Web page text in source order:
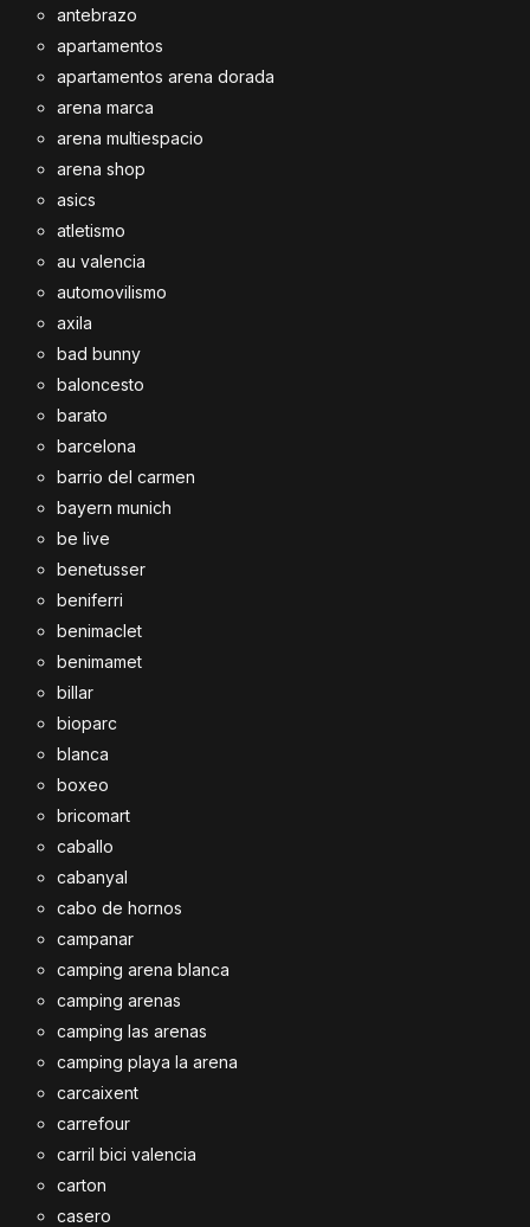
antebrazo
apartamentos
apartamentos arena dorada
arena marca
arena multiespacio
arena shop
asics
atletismo
au valencia
automovilismo
axila
bad bunny
baloncesto
barato
barcelona
barrio del carmen
bayern munich
be live
benetusser
beniferri
benimaclet
benimamet
billar
bioparc
blanca
boxeo
bricomart
caballo
cabanyal
cabo de hornos
campanar
camping arena blanca
camping arenas
camping las arenas
camping playa la arena
carcaixent
carrefour
carril bici valencia
carton
casero